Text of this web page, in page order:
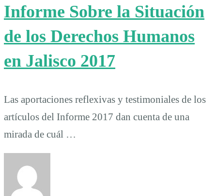
Informe Sobre la Situación
de los Derechos Humanos
en Jalisco 2017
Las aportaciones reflexivas y testimoniales de los
artículos del Informe 2017 dan cuenta de una
mirada de cuál …